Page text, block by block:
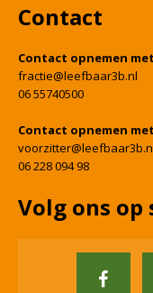
Contact
Contact opnemen
fractie@leefbaar3b.nl
06 55740500
Contact opnemen
06 228 094 98
Volg ons op